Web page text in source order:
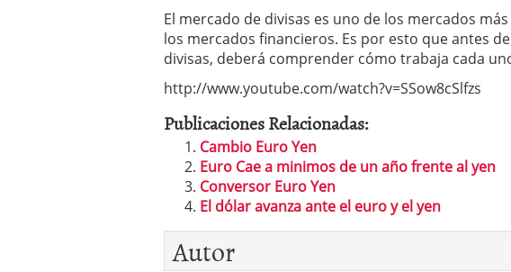
El mercado de divisas es uno de los mercados
los mercados financieros. Es por esto que antes
divisas, deberá comprender cómo trabaja cada
http://www.youtube.com/watch?v=SSow8cSlfzs
Publicaciones Relacionadas:
Cambio Euro Yen
Euro Cae a minimos de un año frente al yen
Conversor Euro Yen
El dólar avanza ante el euro y el yen
Autor